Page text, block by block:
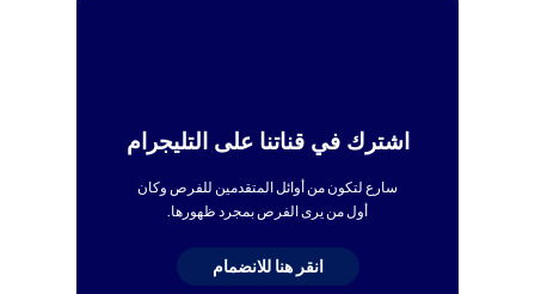
اشترك في قناتنا على التليجرام
سارع لتكون من أوائل المتقدمين للفرص وكان
أول من يرى الفرص بمجرد ظهورها.
انقر هنا للانضمام